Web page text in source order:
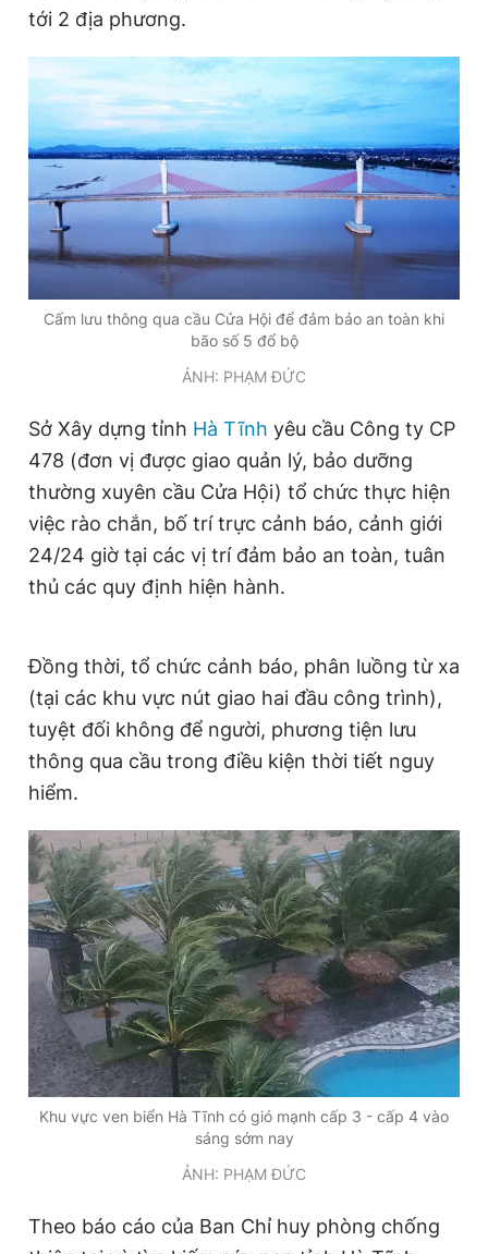
Theo dõi báo trên
Hotline
0906 645 777
Liên hệ quảng cáo
0908 780 404
Đặt báo Quảng cáo RSS Tòa soạn Chính sách bảo
Phó tổng biên tập thường trực: Hải Thành
Phó tổng biên tập: Lâm Hiếu Dũng
Phó tổng biên tập: Trần Việt Hưng
Tổng thư ký tòa soạn: Đức Trung
© 2003-2026 Bản quyền thuộc về Báo Thanh Niên. Cấm sao
bản. Phát triển bởi ePi Technologies, JSC.
tới 2 địa phương.
Cấm lưu thông qua cầu Cửa Hội để đảm bảo an toàn khi
bão số 5 đổ bộ
ẢNH: PHẠM ĐỨC
Sở Xây dựng tỉnh Hà Tĩnh yêu cầu Công ty CP
478 (đơn vị được giao quản lý, bảo dưỡng
thường xuyên cầu Cửa Hội) tổ chức thực hiện
việc rào chắn, bố trí trực cảnh báo, cảnh giới
24/24 giờ tại các vị trí đảm bảo an toàn, tuân
thủ các quy định hiện hành.
Đồng thời, tổ chức cảnh báo, phân luồng từ xa
(tại các khu vực nút giao hai đầu công trình),
tuyệt đối không để người, phương tiện lưu
thông qua cầu trong điều kiện thời tiết nguy
hiểm.
Khu vực ven biển Hà Tĩnh có gió mạnh cấp 3 - cấp 4 vào
sáng sớm nay
ẢNH: PHẠM ĐỨC
Theo báo cáo của Ban Chỉ huy phòng chống